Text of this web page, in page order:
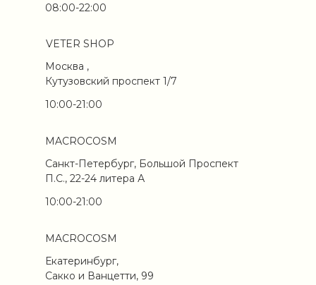
10:00-21:00
Санкт-Петербург, Большой Проспект
П.С., 22-24 литера А
08:00-22:00
Екатеринбург,
Сакко и Ванцетти, 99
MACROCOSM
MACROCOSM
VETER SHOP
Москва ,
Кутузовский проспект 1/7
10:00-21:00